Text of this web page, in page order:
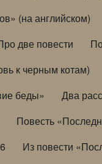
(на английском)
две повести
к черным котам)
беды»
Два
Повесть
Из повести